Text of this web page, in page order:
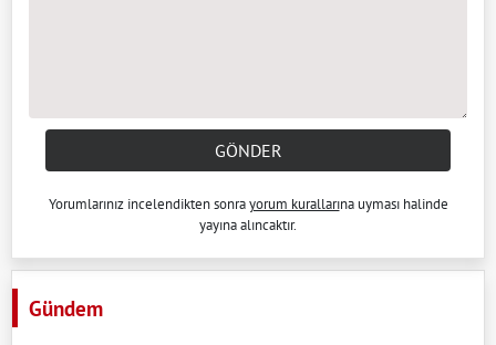
GÖNDER
Yorumlarınız incelendikten sonrayorum kurallarına uyması halinde
yayına alıncaktır.
Gündem